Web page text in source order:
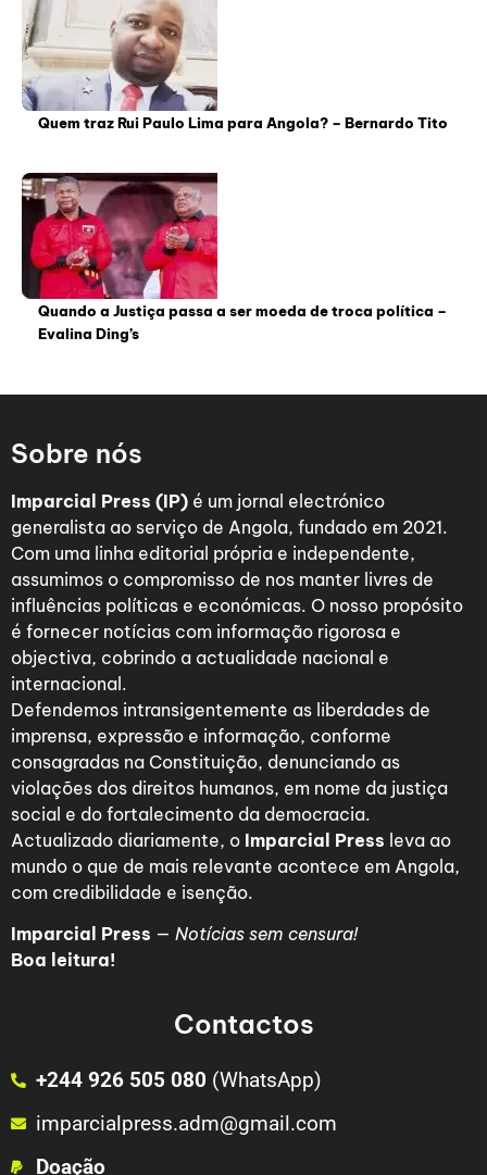
Quem traz Rui Paulo Lima para Angola? – Bernardo Tito
Quando a Justiça passa a ser moeda de troca política –
Evalina Ding’s
Sobre nós
Imparcial Press (IP) é um jornal electrónico
generalista ao serviço de Angola, fundado em 2021.
Com uma linha editorial própria e independente,
assumimos o compromisso de nos manter livres de
influências políticas e económicas. O nosso propósito
é fornecer notícias com informação rigorosa e
objectiva, cobrindo a actualidade nacional e
internacional.
Defendemos intransigentemente as liberdades de
imprensa, expressão e informação, conforme
consagradas na Constituição, denunciando as
violações dos direitos humanos, em nome da justiça
social e do fortalecimento da democracia.
Actualizado diariamente, o Imparcial Press leva ao
mundo o que de mais relevante acontece em Angola,
com credibilidade e isenção.
Imparcial Press — Notícias sem censura!
Boa leitura!
Contactos
+244 926 505 080 (WhatsApp)
imparcialpress.adm@gmail.com
Doação